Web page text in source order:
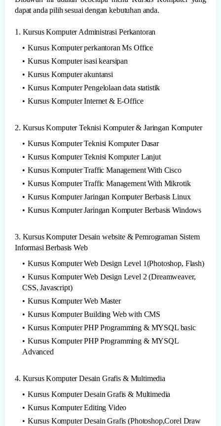
dapat anda pilih sesuai dengan kebutuhan anda.
1. Kursus Komputer Administrasi Perkantoran
Kursus Komputer perkantoran Ms Office
Kursus Komputer isasi kearsipan
Kursus Komputer akuntansi
Kursus Komputer Pengelolaan data statistik
Kursus Komputer Internet & E-Office
2. Kursus Komputer Teknisi Komputer & Jaringan Komputer
Kursus Komputer Teknisi Komputer Dasar
Kursus Komputer Teknisi Komputer Lanjut
Kursus Komputer Traffic Management With Cisco
Kursus Komputer Traffic Management With Mikrotik
Kursus Komputer Jaringan Komputer Berbasis Linux
Kursus Komputer Jaringan Komputer Berbasis Windows
3. Kursus Komputer Desain website & Pemrograman Sistem
Informasi Berbasis Web
Kursus Komputer Web Design Level 1(Photoshop, Flash)
Kursus Komputer Web Design Level 2 (Dreamweaver,
CSS, Javascript)
Kursus Komputer Web Master
Kursus Komputer Building Web with CMS
Kursus Komputer PHP Programming & MYSQL basic
Kursus Komputer PHP Programming & MYSQL
Advanced
4. Kursus Komputer Desain Grafis & Multimedia
Kursus Komputer Desain Grafis & Multimedia
Kursus Komputer Editing Video
Kursus Komputer Desain Grafis (Photoshop,Corel Draw